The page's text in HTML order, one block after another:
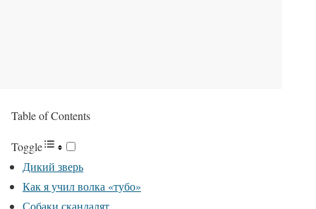
Table of Contents
Toggle
Дикий зверь
Как я учил волка «тубо»
Собаки скандалят